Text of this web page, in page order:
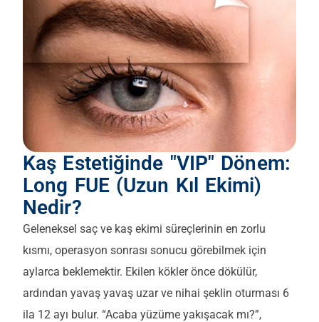
Kaş Estetiğinde "VIP" Dönem:
Long FUE (Uzun Kıl Ekimi)
Nedir?
Geleneksel saç ve kaş ekimi süreçlerinin en zorlu
kısmı, operasyon sonrası sonucu görebilmek için
aylarca beklemektir. Ekilen kökler önce dökülür,
ardından yavaş yavaş uzar ve nihai şeklin oturması 6
ila 12 ayı bulur. “Acaba yüzüme yakışacak mı?”,